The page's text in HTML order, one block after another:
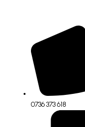
0736 373 618